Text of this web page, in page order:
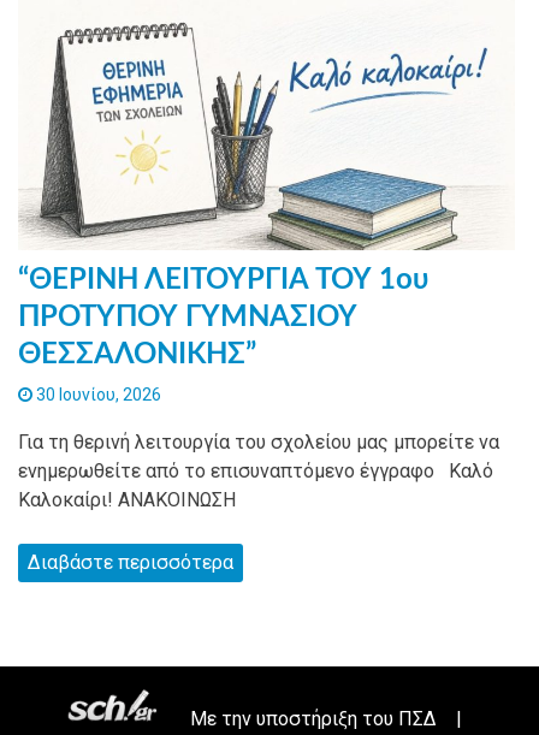
“ΘΕΡΙΝΗ ΛΕΙΤΟΥΡΓΙΑ ΤΟΥ 1ου
ΠΡΟΤΥΠΟΥ ΓΥΜΝΑΣΙΟΥ
ΘΕΣΣΑΛΟΝΙΚΗΣ”
30 Ιουνίου, 2026
Για τη θερινή λειτουργία του σχολείου μας μπορείτε να
ενημερωθείτε από το επισυναπτόμενο έγγραφο Καλό
Καλοκαίρι! ΑΝΑΚΟΙΝΩΣΗ
Διαβάστε περισσότερα
Με την υποστήριξη του ΠΣΔ
|